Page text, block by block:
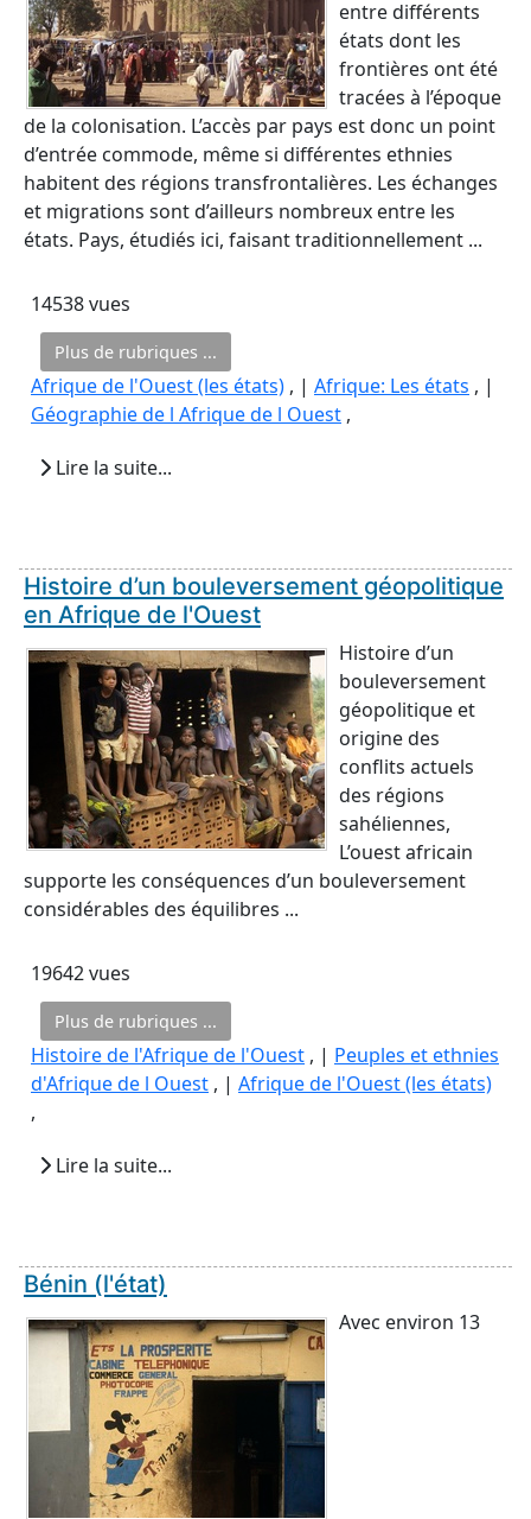
entre différents
états dont les
frontières ont été
tracées à l’époque
de la colonisation. L’accès par pays est donc un point
d’entrée commode, même si différentes ethnies
habitent des régions transfrontalières. Les échanges
et migrations sont d’ailleurs nombreux entre les
états. Pays, étudiés ici, faisant traditionnellement ...
14538 vues
Plus de rubriques ...
Afrique de l'Ouest (les états) , | Afrique: Les états , |
Géographie de l Afrique de l Ouest ,
Lire la suite...
Histoire d’un bouleversement géopolitique
en Afrique de l'Ouest
Histoire d’un
bouleversement
géopolitique et
origine des
conflits actuels
des régions
sahéliennes,
L’ouest africain
supporte les conséquences d’un bouleversement
considérables des équilibres ...
19642 vues
Plus de rubriques ...
Histoire de l'Afrique de l'Ouest , | Peuples et ethnies
d'Afrique de l Ouest , | Afrique de l'Ouest (les états)
,
Lire la suite...
Bénin (l'état)
Avec environ 13